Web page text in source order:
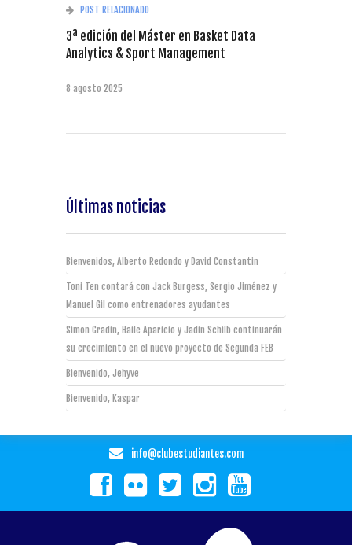
POST RELACIONADO
3ª edición del Máster en Basket Data
Analytics & Sport Management
8 agosto 2025
Últimas noticias
Bienvenidos, Alberto Redondo y David Constantin
Toni Ten contará con Jack Burgess, Sergio Jiménez y
Manuel Gil como entrenadores ayudantes
Simon Gradin, Haile Aparicio y Jadin Schilb continuarán
su crecimiento en el nuevo proyecto de Segunda FEB
Bienvenido, Jehyve
Bienvenido, Kaspar
info@clubestudiantes.com